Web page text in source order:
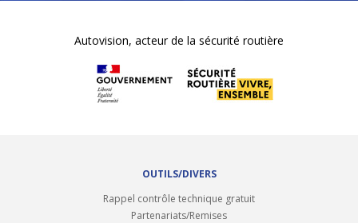
Autovision, acteur de la sécurité routière
OUTILS/DIVERS
Rappel contrôle technique gratuit
Partenariats/Remises